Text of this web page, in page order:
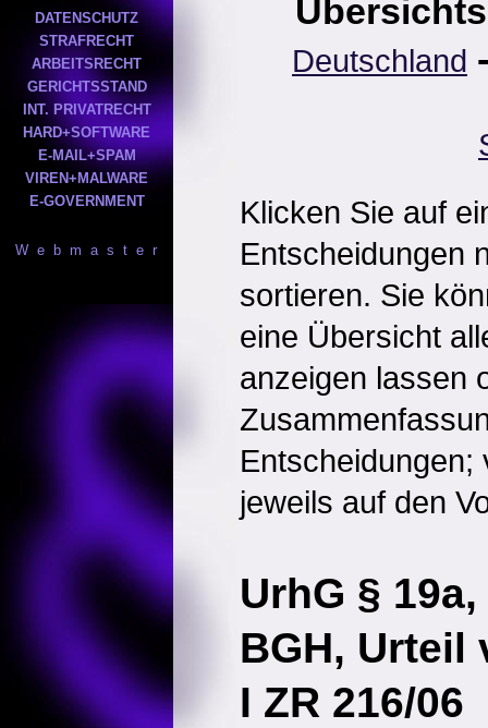
DATENSCHUTZ
STRAFRECHT
ARBEITSRECHT
GERICHTSSTAND
INT. PRIVATRECHT
HARD+SOFTWARE
E-MAIL+SPAM
VIREN+MALWARE
E-GOVERNMENT
W e b m a s t e r
Deutschland
Klicken Sie auf
Entscheidungen
sortieren. Sie
eine Übersicht
anzeigen lassen
Entscheidungen;
jeweils auf den
UrhG § 19a,
BGH, Urteil
I ZR 216/06